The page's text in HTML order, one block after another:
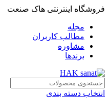
فروشگاه اینترنتی هاک صنعت
مجله
مطالب کاربران
مشاوره
برندها
انتخاب دسته بندی